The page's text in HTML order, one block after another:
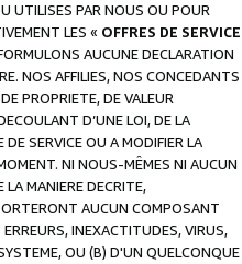
UTILISES PAR NOUS OU POUR
LES « OFFRES DE SERVICE
AUCUNE DECLARATION
NOS AFFILIES, NOS CONCEDANTS
PROPRIETE, DE VALEUR
D’UNE LOI, DE LA
SERVICE OU A MODIFIER LA
NI NOUS-MÊMES NI AUCUN
MANIERE DECRITE,
AUCUN COMPOSANT
INEXACTITUDES, VIRUS,
OU (B) D'UN QUELCONQUE